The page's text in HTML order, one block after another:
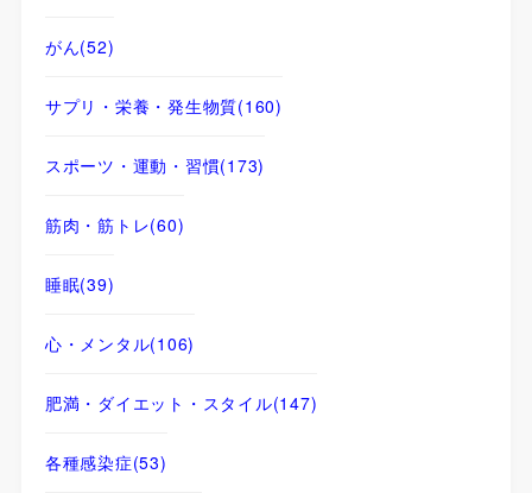
がん(52)
サプリ・栄養・発生物質(160)
スポーツ・運動・習慣(173)
筋肉・筋トレ(60)
睡眠(39)
心・メンタル(106)
肥満・ダイエット・スタイル(147)
各種感染症(53)